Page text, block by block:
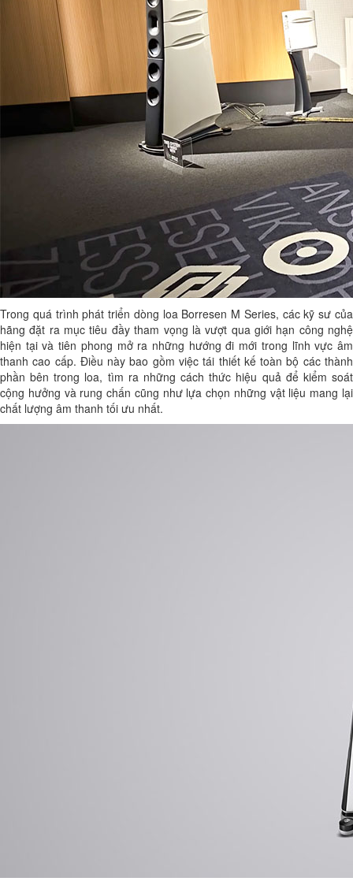
Trong quá trình phát triển dòng loa Borresen M Series, các kỹ sư của
hãng đặt ra mục tiêu đầy tham vọng là vượt qua giới hạn công nghệ
hiện tại và tiên phong mở ra những hướng đi mới trong lĩnh vực âm
thanh cao cấp. Điều này bao gồm việc tái thiết kế toàn bộ các thành
phần bên trong loa, tìm ra những cách thức hiệu quả để kiểm soát
cộng hưởng và rung chấn cũng như lựa chọn những vật liệu mang lại
chất lượng âm thanh tối ưu nhất.